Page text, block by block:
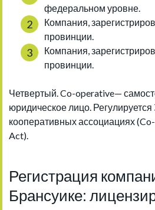
федеральном уровне.
Компания,
провинции.
Компания,
провинции.
Четвертый. Co-operative—
юридическое лицо.
кооперативных ассоциациях
Act).
Регистрация
Брансуике: